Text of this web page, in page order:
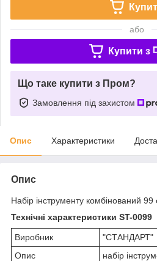
або
Купити з
Що таке купити з Пром?
Замовлення під захистом
Опис Характеристики
Опис
Набір інструменту комбінований
Технічні характеристики ST-0099
Виробник
"СТАНДАРТ"
Опис
набір